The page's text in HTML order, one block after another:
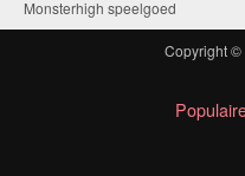
Monsterhigh speelgoed
Copyright ©